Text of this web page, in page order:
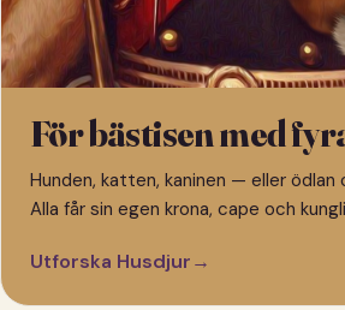
För bästisen med
Hunden, katten, kaninen — eller ödlan
Alla får sin egen krona, cape och
Utforska Husdjur→